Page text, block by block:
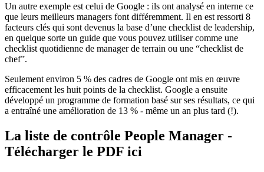
Un autre exemple est celui de Google : ils ont analysé en interne ce
que leurs meilleurs managers font différemment. Il en est ressorti 8
facteurs clés qui sont devenus la base d’une checklist de leadership,
en quelque sorte un guide que vous pouvez utiliser comme une
checklist quotidienne de manager de terrain ou une “checklist de
chef”.
Seulement environ 5 % des cadres de Google ont mis en œuvre
efficacement les huit points de la checklist. Google a ensuite
développé un programme de formation basé sur ses résultats, ce qui
a entraîné une amélioration de 13 % - même un an plus tard (!).
La liste de contrôle People Manager -
Télécharger le PDF ici